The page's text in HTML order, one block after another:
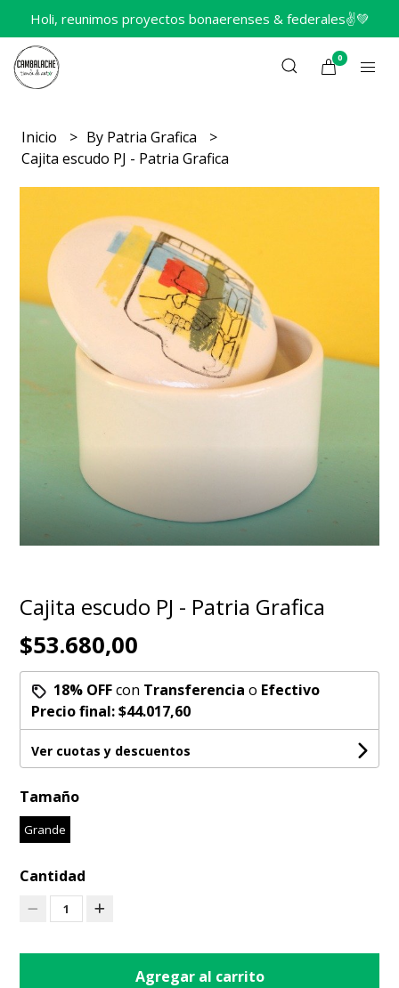
Holi, reunimos proyectos bonaerenses & federales✌️💚
0
Inicio
By Patria Grafica
Cajita escudo PJ - Patria Grafica
Cajita escudo PJ - Patria Grafica
$53.680,00
18% OFFcon Transferencia o Efectivo
Precio final:$44.017,60
Ver cuotas y descuentos
Tamaño
Grande
Cantidad
1
Agregar al carrito